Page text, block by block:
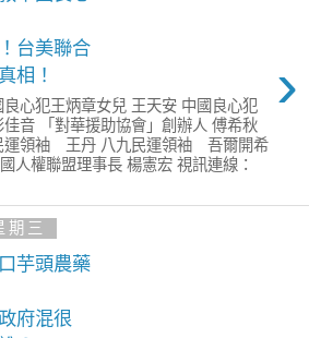
台美聯合
相！
›
良心犯王炳章女兒 王天安 中國良心犯
佳音 「對華援助協會」創辦人 傅希秋
運領袖 王丹 八九民運領袖 吾爾開希
人權聯盟理事長 楊憲宏 視訊連線：
三
芋頭農藥
府混很